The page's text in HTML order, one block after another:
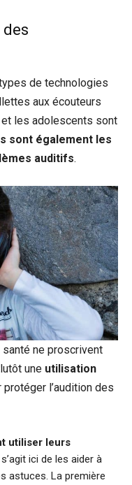
de technologies
aux écouteurs
les adolescents sont
sont également les
auditifs.
ne proscrivent
une utilisation
protéger l’audition des
utiliser leurs
ici de les aider à
astuces. La première